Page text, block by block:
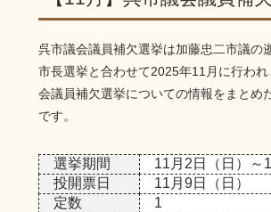
呉市議会議員補欠選挙は加藤忠二市議の
市長選挙と合わせて2025年11月に行わ
会議員補欠選挙についての情報をまとめ
です。
選挙期間
11月2日（日）～
投開票日
11月9日（日）
定数
1